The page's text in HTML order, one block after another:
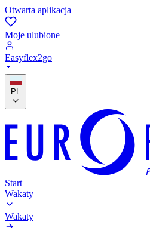
Otwarta aplikacja
Moje ulubione
Easyflex2go
PL
Start
Wakaty
Wakaty